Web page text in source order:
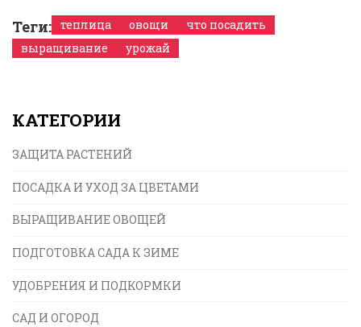
Теги: теплица овощи
что посадить
выращивание
урожай
КАТЕГОРИИ
ЗАЩИТА РАСТЕНИЙ
ПОСАДКА И УХОД ЗА ЦВЕТАМИ
ВЫРАЩИВАНИЕ ОВОЩЕЙ
ПОДГОТОВКА САДА К ЗИМЕ
УДОБРЕНИЯ И ПОДКОРМКИ
САД И ОГОРОД